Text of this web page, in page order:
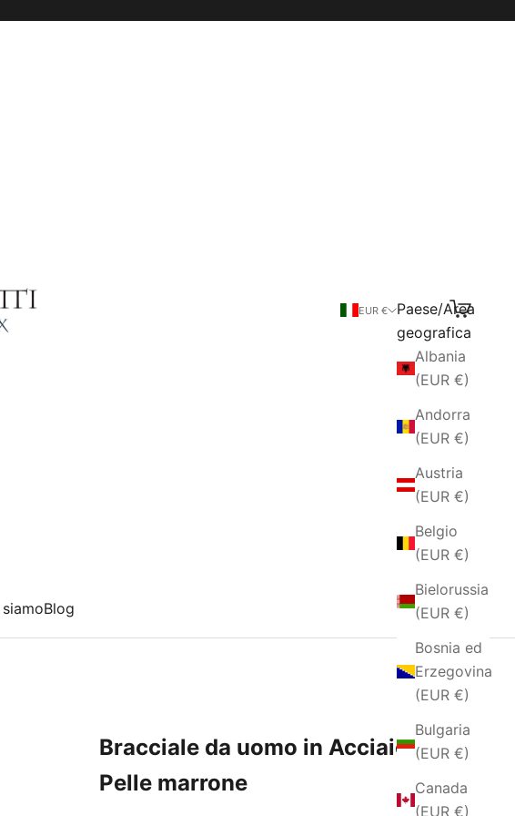
Blog
EUR €
Paese/Area
geografica
Albania
(EUR €)
Andorra
(EUR €)
Austria
(EUR €)
Belgio
(EUR €)
Bielorussia
(EUR €)
Bosnia ed
Erzegovina
(EUR €)
Bulgaria
(EUR €)
Canada
(EUR €)
CercaCarrello
Bracciale da uomo in Acciaio e
Pelle marrone